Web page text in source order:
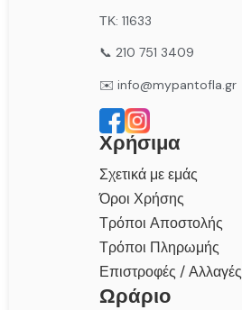
ΤΚ: 11633
📞 210 751 3409
✉️ info@mypantofla.gr
Χρήσιμα
Σχετικά με εμάς
Όροι Χρήσης
Τρόποι Αποστολής
Τρόποι Πληρωμής
Επιστροφές / Αλλαγές
Ωράριο